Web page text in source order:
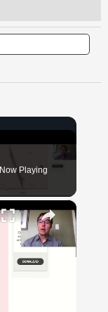
Now Playing
×